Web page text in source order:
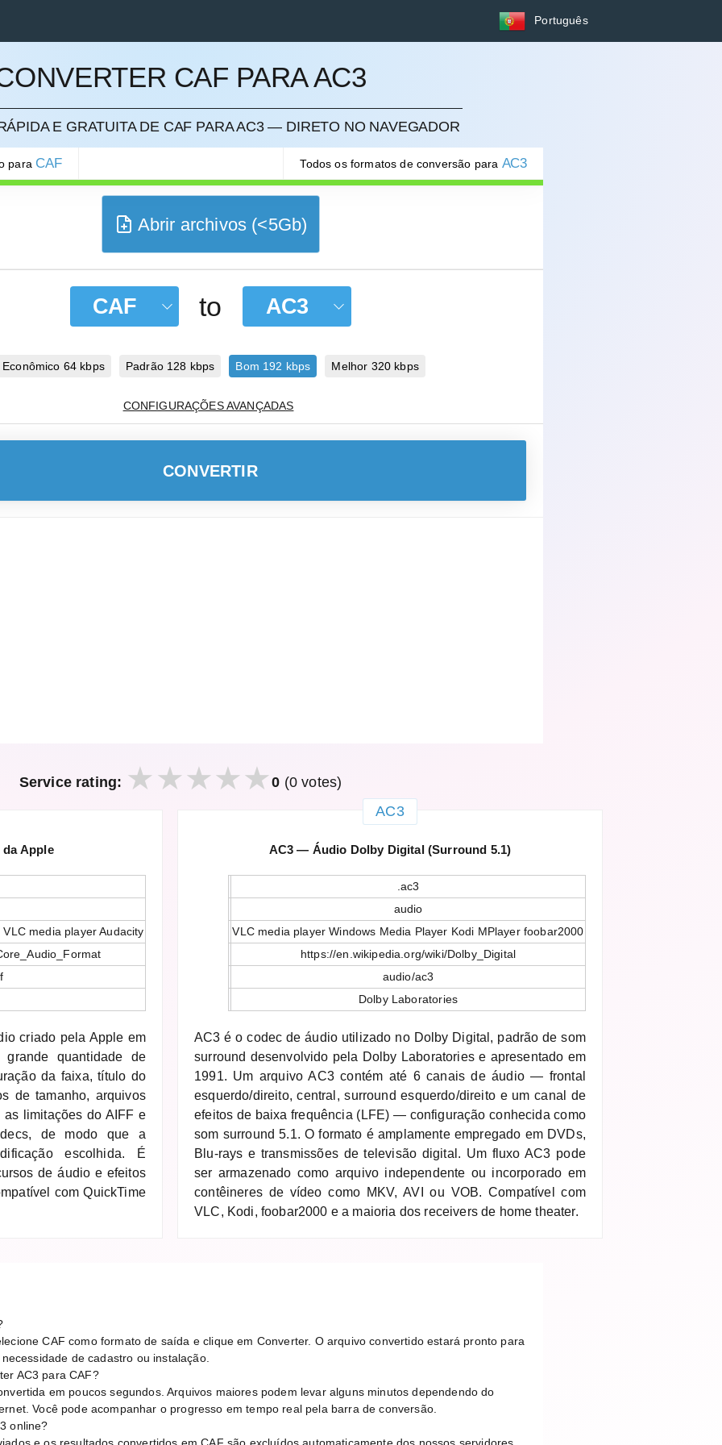
Português
CAF PARA AC3
E GRATUITA DE CAF PARA AC3 — DIRETO NO NAVEGADOR
para CAF Todos os formatos de conversão para AC3
Abrir archivos (<5Gb)
CAF to AC3
Econômico 64 kbps Padrão 128 kbps Bom 192 kbps Melhor 320 kbps
CONFIGURAÇÕES AVANÇADAS
CONVERTIR
Service rating: 0 (0 votes)
Apple
media player Audacity
criado pela Apple em
quantidade de
da faixa, título do
de tamanho, arquivos
limitações do AIFF e
de modo que a
escolhida. É
de áudio e efeitos
com QuickTime
AC3
AC3 — Áudio Dolby Digital (Surround 5.1)
.ac3
audio
VLC media player Windows Media Player Kodi MPlayer foobar2000
https://en.wikipedia.org/wiki/Dolby_Digital
audio/ac3
Dolby Laboratories
AC3 é o codec de áudio utilizado no Dolby Digital, padrão de som
surround desenvolvido pela Dolby Laboratories e apresentado em
1991. Um arquivo AC3 contém até 6 canais de áudio — frontal
esquerdo/direito, central, surround esquerdo/direito e um canal de
efeitos de baixa frequência (LFE) — configuração conhecida como
som surround 5.1. O formato é amplamente empregado em DVDs,
Blu-rays e transmissões de televisão digital. Um fluxo AC3 pode
ser armazenado como arquivo independente ou incorporado em
contêineres de vídeo como MKV, AVI ou VOB. Compatível com
VLC, Kodi, foobar2000 e a maioria dos receivers de home theater.
CAF como formato de saída e clique em Converter. O arquivo convertido estará pronto para
de cadastro ou instalação.
AC3 para CAF?
em poucos segundos. Arquivos maiores podem levar alguns minutos dependendo do
Você pode acompanhar o progresso em tempo real pela barra de conversão.
online?